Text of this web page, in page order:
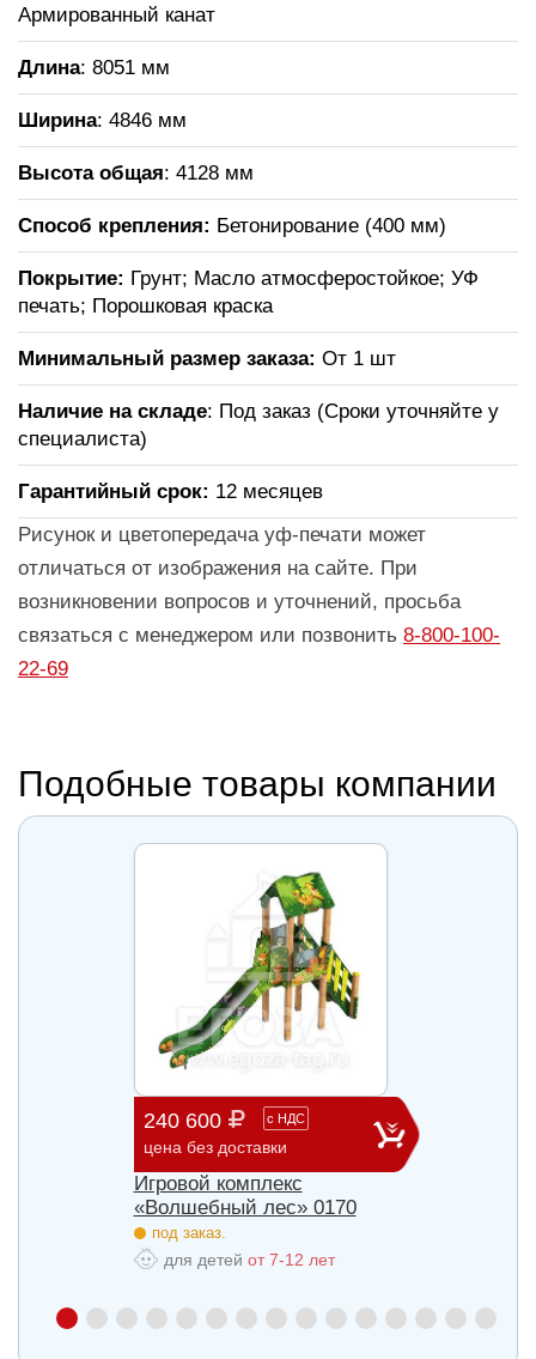
Армированный канат
Длина: 8051 мм
Ширина: 4846 мм
Высота общая: 4128 мм
Способ крепления: Бетонирование (400 мм)
Покрытие: Грунт; Масло атмосферостойкое; УФ
печать; Порошковая краска
Минимальный размер заказа: От 1 шт
Наличие на складе: Под заказ (Сроки уточняйте у
специалиста)
Гарантийный срок: 12 месяцев
Рисунок и цветопередача уф-печати может
отличаться от изображения на сайте. При
возникновении вопросов и уточнений, просьба
связаться с менеджером или позвонить 8-800-100-
22-69
Подобные товары компании
240 600 с НДС
цена без доставки
Игровой комплекс
«Волшебный лес» 0170
под заказ.
для детей от 7-12 лет